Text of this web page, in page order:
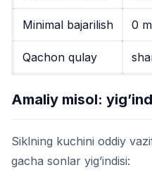
Minimal bajarilish 0
Qachon qulay
Amaliy misol:
Siklning kuchini oddiy
gacha sonlar yig’indisi: